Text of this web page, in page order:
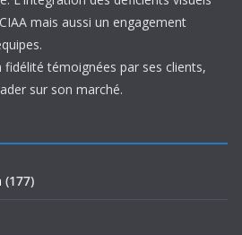
mais aussi un engagement
fidélité témoignées par ses clients,
sur son marché.
(177)